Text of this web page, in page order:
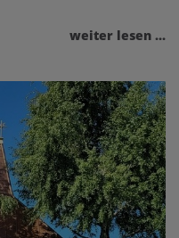
weiter lesen ...